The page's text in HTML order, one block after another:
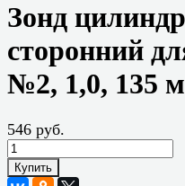
Зонд
сторонний
№2, 1,0, 135
546 руб.
Купить